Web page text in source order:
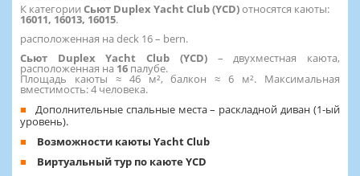
К категории Сьют Duplex Yacht Club (YCD)относятся каюты:
16011, 16013, 16015.
расположенная на deck 16 – bern.
Сьют Duplex Yacht Club (YCD) – двухместная каюта,
расположенная на 16 палубе.
Площадь каюты ≈ 46 м², балкон ≈ 6 м². Максимальная
вместимость: 4 человека.
Дополнительные спальные места – раскладной диван (1-ый
уровень).
Возможности каюты Yacht Club
Виртуальный тур по каюте YCD